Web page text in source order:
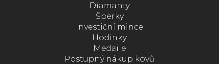
Diamanty
Šperky
Investiční mince
Hodinky
Medaile
Postupný nákup kovů